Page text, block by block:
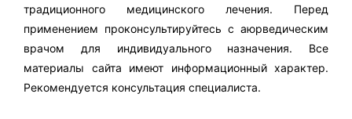
традиционного медицинского лечения. Перед
применением проконсультируйтесь с аюрведическим
врачом для индивидуального назначения. Все
материалы сайта имеют информационный характер.
Рекомендуется консультация специалиста.